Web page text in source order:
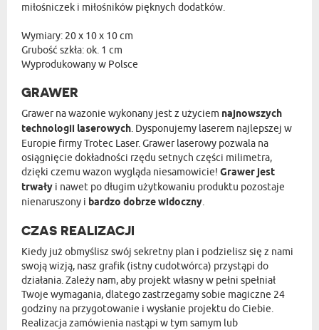
miłośniczek i miłośników pięknych dodatków.
Wymiary: 20 x 10 x 10 cm
Grubość szkła: ok. 1 cm
Wyprodukowany w Polsce
GRAWER
Grawer na wazonie wykonany jest z użyciem najnowszych
technologii laserowych. Dysponujemy laserem najlepszej w
Europie firmy Trotec Laser. Grawer laserowy pozwala na
osiągnięcie dokładności rzędu setnych części milimetra,
dzięki czemu wazon wygląda niesamowicie! Grawer jest
trwały i nawet po długim użytkowaniu produktu pozostaje
nienaruszony i bardzo dobrze widoczny.
CZAS REALIZACJI
Kiedy już obmyślisz swój sekretny plan i podzielisz się z nami
swoją wizją, nasz grafik (istny cudotwórca) przystąpi do
działania. Zależy nam, aby projekt własny w pełni spełniał
Twoje wymagania, dlatego zastrzegamy sobie magiczne 24
godziny na przygotowanie i wysłanie projektu do Ciebie.
Realizacja zamówienia nastąpi w tym samym lub